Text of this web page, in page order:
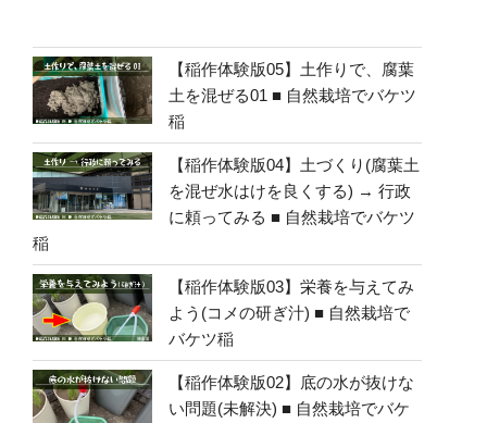
【稲作体験版05】土作りで、腐葉
土を混ぜる01 ■ 自然栽培でバケツ
稲
【稲作体験版04】土づくり(腐葉土
を混ぜ水はけを良くする) → 行政
に頼ってみる ■ 自然栽培でバケツ
稲
【稲作体験版03】栄養を与えてみ
よう(コメの研ぎ汁) ■ 自然栽培で
バケツ稲
【稲作体験版02】底の水が抜けな
い問題(未解決) ■ 自然栽培でバケ